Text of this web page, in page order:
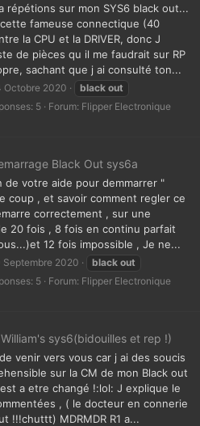
répétions sur mon SYS6 black out...
fameuse connectique (40
la CPU et la DRIVER, donc J
de pièces qu il me faudrait sur RP
sachant que j ai consulté ton...
Octobre 2020 black out
5 Forum: Flipper Electronique
Black Out sys6a
de votre aide pour demmarrer "
coup , et savoir comment regler ce
correctement , sur une
20 fois , 8 fois en continu parfait
12 fois impossible , Je ne...
Septembre 2020 black out
5 Forum: Flipper Electronique
sys6(bidouilles et rep !)
venir vers vous car j ai des soucis
sur la CM de mon Black out
a etre changé !:lol: J explique le
, ( le docteur en connerie
!!!chuttt) MDRMDR R1 a...